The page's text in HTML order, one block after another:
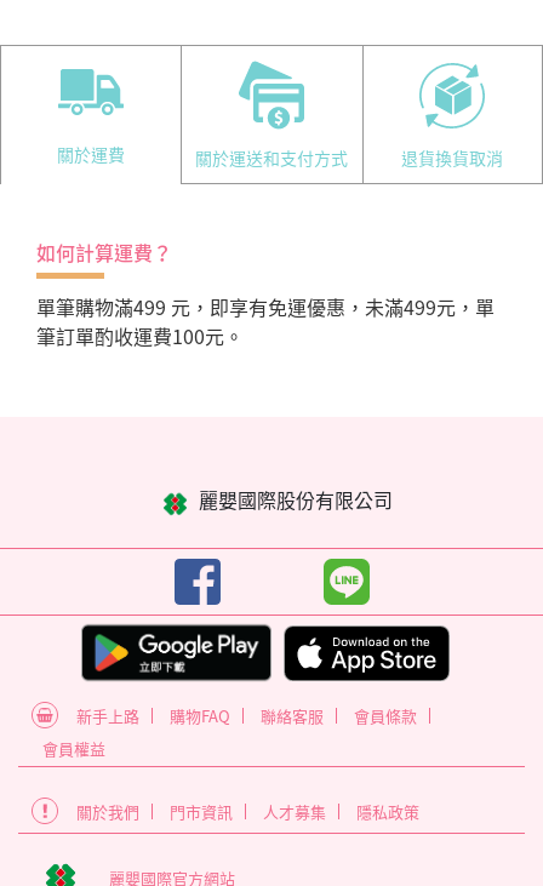
關於運費 關於運送和支付方式 退貨換貨取消
如何計算運費？
單筆購物滿499 元，即享有免運優惠，未滿499元，單
筆訂單酌收運費100元。
麗嬰國際股份有限公司
新手上路 購物FAQ 聯絡客服
會員條款
會員權益
關於我們 門市資訊 人才募集 隱私政策
麗嬰國際官方網站